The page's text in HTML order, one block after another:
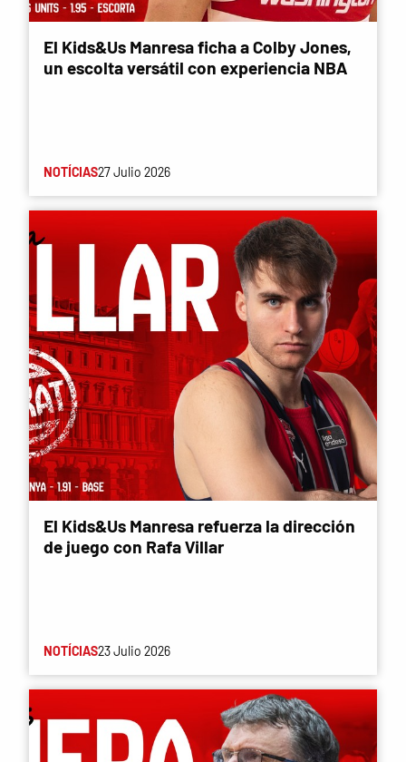
El Kids&Us Manresa ficha a Colby Jones,
un escolta versátil con experiencia NBA
NOTÍCIAS27 Julio 2026
El Kids&Us Manresa refuerza la dirección
de juego con Rafa Villar
NOTÍCIAS23 Julio 2026